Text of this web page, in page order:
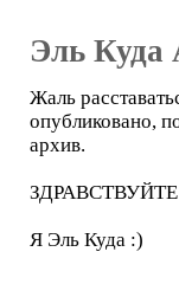
Эль Куда
Жаль
опубликовано,
архив.
Я Эль Куда :)